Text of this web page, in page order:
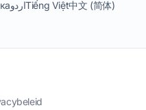
اردوTiếng Việt中文 (简体)